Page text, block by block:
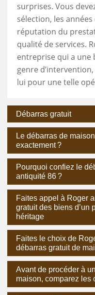
surprises. Vous
sélection, les
réputation du
qualité de services.
entreprise qui a une
genre
lui pour une telle
Débarras gratuit
Le débarras de
exactement ?
Pourquoi confiez le
antiquité 86 ?
Faites appel à Roger
gratuit des biens d’un
héritage
Faites le choix de
débarras gratuit de
Avant de procéder à
maison, comparez les